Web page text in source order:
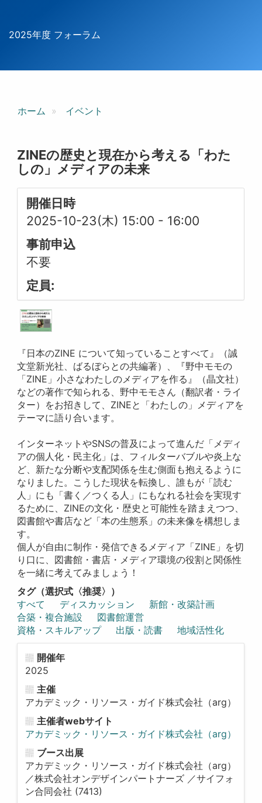
2025年度 フォーラム
ホーム イベント
ZINEの歴史と現在から考える「わた
しの」メディアの未来
開催日時
2025-10-23(木) 15:00 - 16:00
事前申込
不要
定員:
『日本のZINE について知っていることすべて』（誠
文堂新光社、ばるぼらとの共編著）、『野中モモの
「ZINE」小さなわたしのメディアを作る』（晶文社）
などの著作で知られる、野中モモさん（翻訳者・ライ
ター）をお招きして、ZINEと「わたしの」メディアを
テーマに語り合います。
インターネットやSNSの普及によって進んだ「メディ
アの個人化・民主化」は、フィルターバブルや炎上な
ど、新たな分断や支配関係を生む側面も抱えるように
なりました。こうした現状を転換し、誰もが「読む
人」にも「書く／つくる人」にもなれる社会を実現す
るために、ZINEの文化・歴史と可能性を踏まえつつ、
図書館や書店など「本の生態系」の未来像を構想しま
す。
個人が自由に制作・発信できるメディア「ZINE」を切
り口に、図書館・書店・メディア環境の役割と関係性
を一緒に考えてみましょう！
タグ（選択式〈推奨〉）
すべて
ディスカッション
新館・改築計画
合築・複合施設
図書館運営
資格・スキルアップ
出版・読書 地域活性化
開催年
2025
主催
アカデミック・リソース・ガイド株式会社（arg）
主催者webサイト
アカデミック・リソース・ガイド株式会社（arg）
ブース出展
アカデミック・リソース・ガイド株式会社（arg）
／株式会社オンデザインパートナーズ ／サイフォ
ン合同会社 (7413)